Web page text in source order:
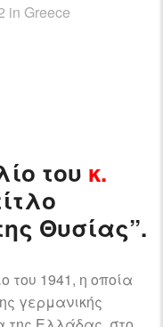
in Greece
του κ.
Θυσίας”.
του 1941, η οποία
γερμανικής